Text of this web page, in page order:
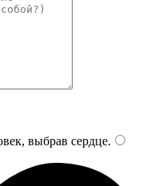
выбрав сердце.